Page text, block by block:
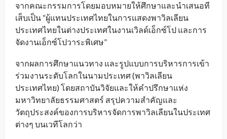
จากคณะกรรมการโดยมอบหมายให้ศึกษาและนำเสนอที
เส็บเป็น “ผู้แทนประเทศไทยในการแสดงพาวิลเลียน
ประเทศไทยในต่างประเทศในงานเวิลด์เอ็กซ์โป และการ
จัดงานเอ็กซ์โปวาระพิเศษ”
จากผลการศึกษาแนวทาง และรูปแบบการบริหารการเข้า
ร่วมงานระดับโลกในนามประเทศ (พาวิลเลียน
ประเทศไทย) โดยสถาบันวิจัยและให้คำปรึกษาแห่ง
มหาวิทยาลัยธรรมศาสตร์ สรุปความสำคัญและ
วัตถุประสงค์ของการบริหารจัดการพาวิลเลียนในประเทศ
ต่างๆ บนเวทีโลกว่า